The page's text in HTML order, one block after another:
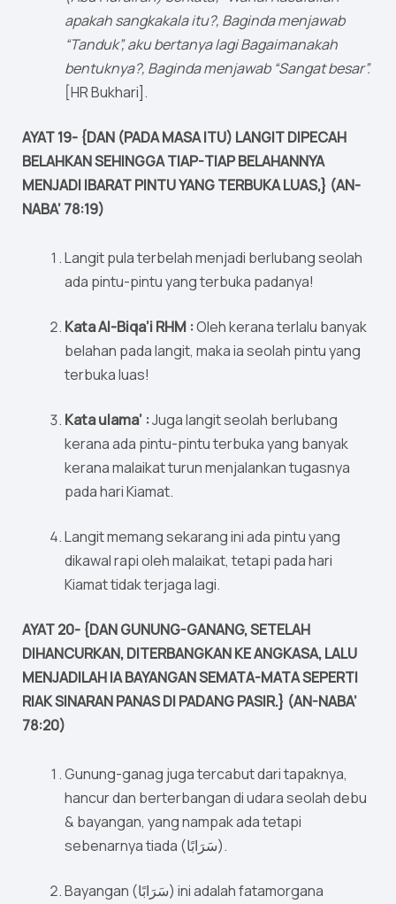
apakah sangkakala itu?, Baginda menjawab
“Tanduk”, aku bertanya lagi Bagaimanakah
bentuknya?, Baginda menjawab “Sangat besar”.
[HR Bukhari].
AYAT 19- {DAN (PADA MASA ITU) LANGIT DIPECAH
BELAHKAN SEHINGGA TIAP-TIAP BELAHANNYA
MENJADI IBARAT PINTU YANG TERBUKA LUAS,} (AN-
NABA’ 78:19)
Langit pula terbelah menjadi berlubang seolah
ada pintu-pintu yang terbuka padanya!
Kata Al-Biqa’i RHM :Oleh kerana terlalu banyak
belahan pada langit, maka ia seolah pintu yang
terbuka luas!
Kata ulama’ :Juga langit seolah berlubang
kerana ada pintu-pintu terbuka yang banyak
kerana malaikat turun menjalankan tugasnya
pada hari Kiamat.
Langit memang sekarang ini ada pintu yang
dikawal rapi oleh malaikat, tetapi pada hari
Kiamat tidak terjaga lagi.
AYAT 20- {DAN GUNUNG-GANANG, SETELAH
DIHANCURKAN, DITERBANGKAN KE ANGKASA, LALU
MENJADILAH IA BAYANGAN SEMATA-MATA SEPERTI
RIAK SINARAN PANAS DI PADANG PASIR.} (AN-NABA’
78:20)
Gunung-ganag juga tercabut dari tapaknya,
hancur dan berterbangan di udara seolah debu
& bayangan, yang nampak ada tetapi
sebenarnya tiada (سَرَابًا).
Bayangan (سَرَابًا) ini adalah fatamorgana